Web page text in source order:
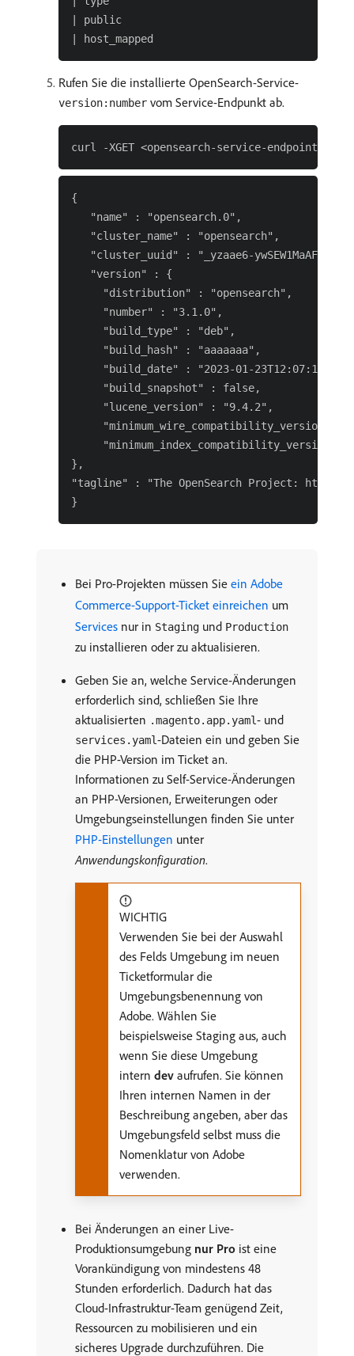
| public
Rufen Sie die installierte OpenSearch-Service-
version:number vom Service-Endpunkt ab.
{
   "name" : "opensearch.0",
   "cluster_name" : "opensearch",
"cluster_uuid" : "_yzaae6-
   "version" : {
     "distribution" : "opensearch",
     "number" : "3.1.0",
     "build_type" : "deb",
     "build_hash" : "aaaaaaa",
"build_date" : "2023-01-
     "build_snapshot" : false,
     "lucene_version" : "9.4.2",
"minimum_wire_compatibility_version" :
"minimum_index_compatibility_version" :
},
"tagline" : "The OpenSearch Project: https://
Bei Pro-Projekten müssen Sie ein Adobe
Commerce-Support-Ticket einreichen um
Services nur in Staging und Production
zu installieren oder zu aktualisieren.
Geben Sie an, welche Service-Änderungen
erforderlich sind, schließen Sie Ihre
aktualisierten .magento.app.yaml- und
services.yaml-Dateien ein und geben Sie
die PHP-Version im Ticket an.
Informationen zu Self-Service-Änderungen
an PHP-Versionen, Erweiterungen oder
Umgebungseinstellungen finden Sie unter
PHP-Einstellungen unter
Anwendungskonfiguration.
WICHTIG
Verwenden Sie bei der Auswahl
des Felds Umgebung im neuen
Ticketformular die
Umgebungsbenennung von
Adobe. Wählen Sie
beispielsweise Staging aus, auch
wenn Sie diese Umgebung
intern dev aufrufen. Sie können
Ihren internen Namen in der
Beschreibung angeben, aber das
Umgebungsfeld selbst muss die
Nomenklatur von Adobe
verwenden.
Bei Änderungen an einer Live-
Produktionsumgebung nur Pro ist eine
Vorankündigung von mindestens 48
Stunden erforderlich. Dadurch hat das
Cloud-Infrastruktur-Team genügend Zeit,
Ressourcen zu mobilisieren und ein
sicheres Upgrade durchzuführen. Die